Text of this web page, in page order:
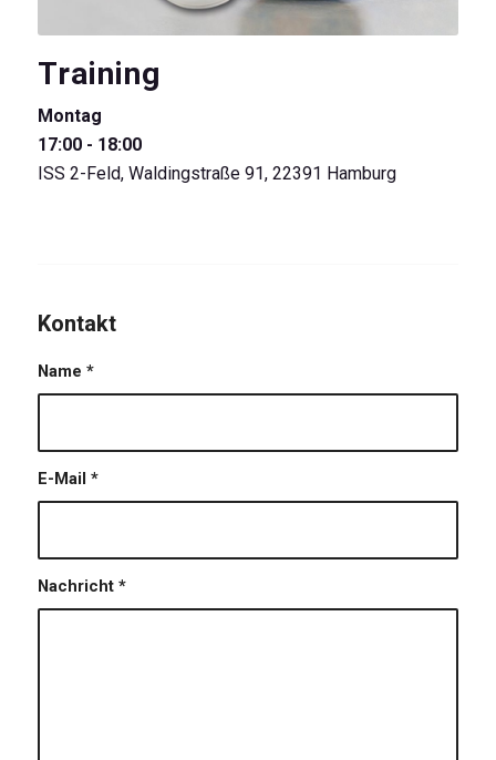
Training
Montag
17:00 - 18:00
ISS 2-Feld, Waldingstraße 91, 22391 Hamburg
Kontakt
Name *
E-Mail *
Nachricht *